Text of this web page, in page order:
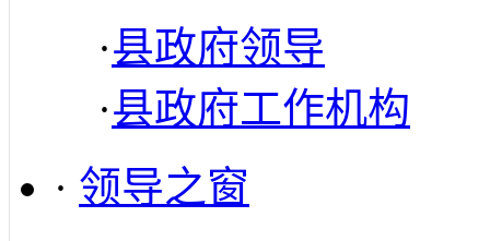
·县政府领导
·县政府工作机构
· 领导之窗